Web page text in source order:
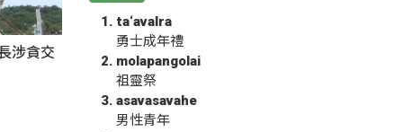
涉貪交
ta‘avalra
勇士成年禮
molapangolai
祖靈祭
asavasavahe
男性青年